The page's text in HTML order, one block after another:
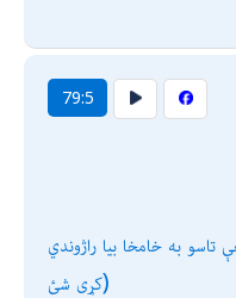
79:5
تاسو به خامخا بیا راژوندي
كړى شئ)